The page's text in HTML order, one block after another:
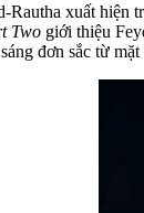
xuất hiện
Two giới thiệu
đơn sắc từ